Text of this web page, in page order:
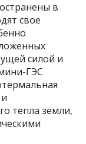
в
свое
силой и
ГЭС
тепла земли,